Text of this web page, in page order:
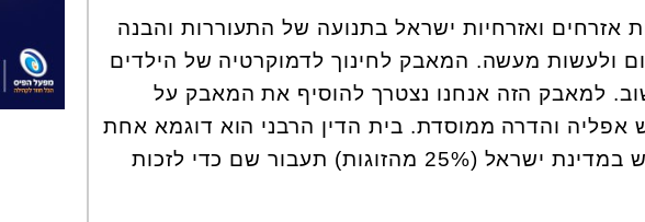
אזרחים ואזרחיות ישראל בתנועה של התעוררות והבנה
ולעשות מעשה. המאבק לחינוך לדמוקרטיה של הילדים
למאבק הזה אנחנו נצטרך להוסיף את המאבק על
אפליה והדרה ממוסדת. בית הדין הרבני הוא דוגמא אחת
לכך. כל אישה שרוצה להתגרש במדינת ישראל (25% מהזוגות) תעבור שם כדי לזכות